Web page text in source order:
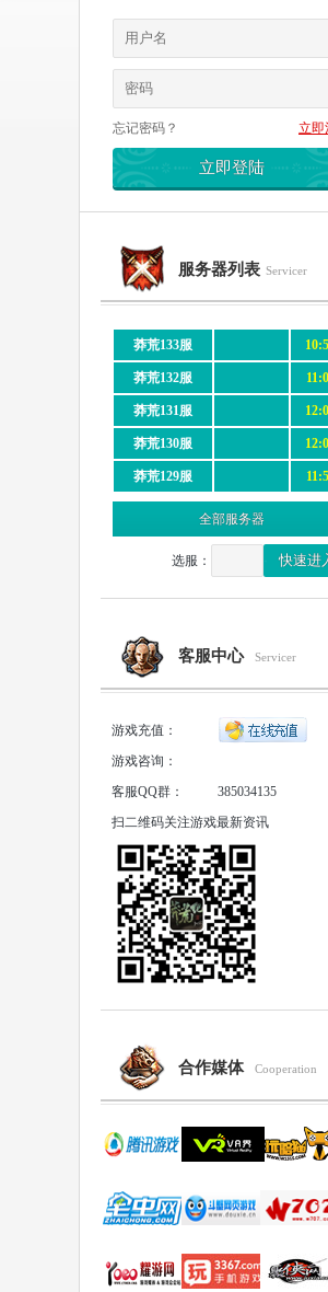
忘记密码？ 立即
服务器列表 Servicer
莽荒133服
莽荒132服
莽荒131服
莽荒130服
莽荒129服
全部服务器
选服：
客服中心 Servicer
游戏充值：
游戏咨询：
客服QQ群：
385034135
扫二维码关注游戏最新资讯
合作媒体 Cooperation